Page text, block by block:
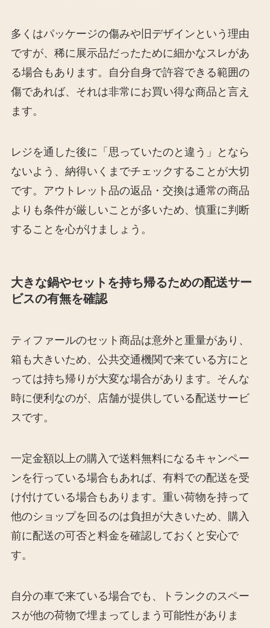
多くはパッケージの傷みや旧デザインという理由
ですが、稀に展示品だったために細かなスレがあ
る場合もあります。自分自身で許容できる範囲の
傷であれば、それは非常にお買い得な商品と言え
ます。
レジを通した後に「思っていたのと違う」となら
ないよう、納得いくまでチェックすることが大切
です。アウトレット品の返品・交換は通常の商品
よりも条件が厳しいことが多いため、慎重に判断
することを心がけましょう。
大きな鍋やセットを持ち帰るための配送サー
ビスの有無を確認
ティファールのセット商品は意外と重量があり、
箱も大きいため、公共交通機関で来ている方にと
っては持ち帰りが大変な場合があります。そんな
時に便利なのが、店舗が提供している配送サービ
スです。
一定金額以上の購入で送料無料になるキャンペー
ンを行っている場合もあれば、有料での配送を受
け付けている場合もあります。重い荷物を持って
他のショップを回るのは負担が大きいため、購入
前に配送の可否と料金を確認しておくと安心で
す。
自分の車で来ている場合でも、トランクのスペー
スが他の荷物で埋まってしまう可能性がありま